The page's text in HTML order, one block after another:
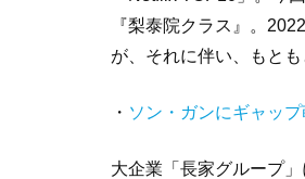
『梨泰院クラス』。
が、それに伴い、もと
・ ソン・ガンにギャッ
大企業「長家グループ